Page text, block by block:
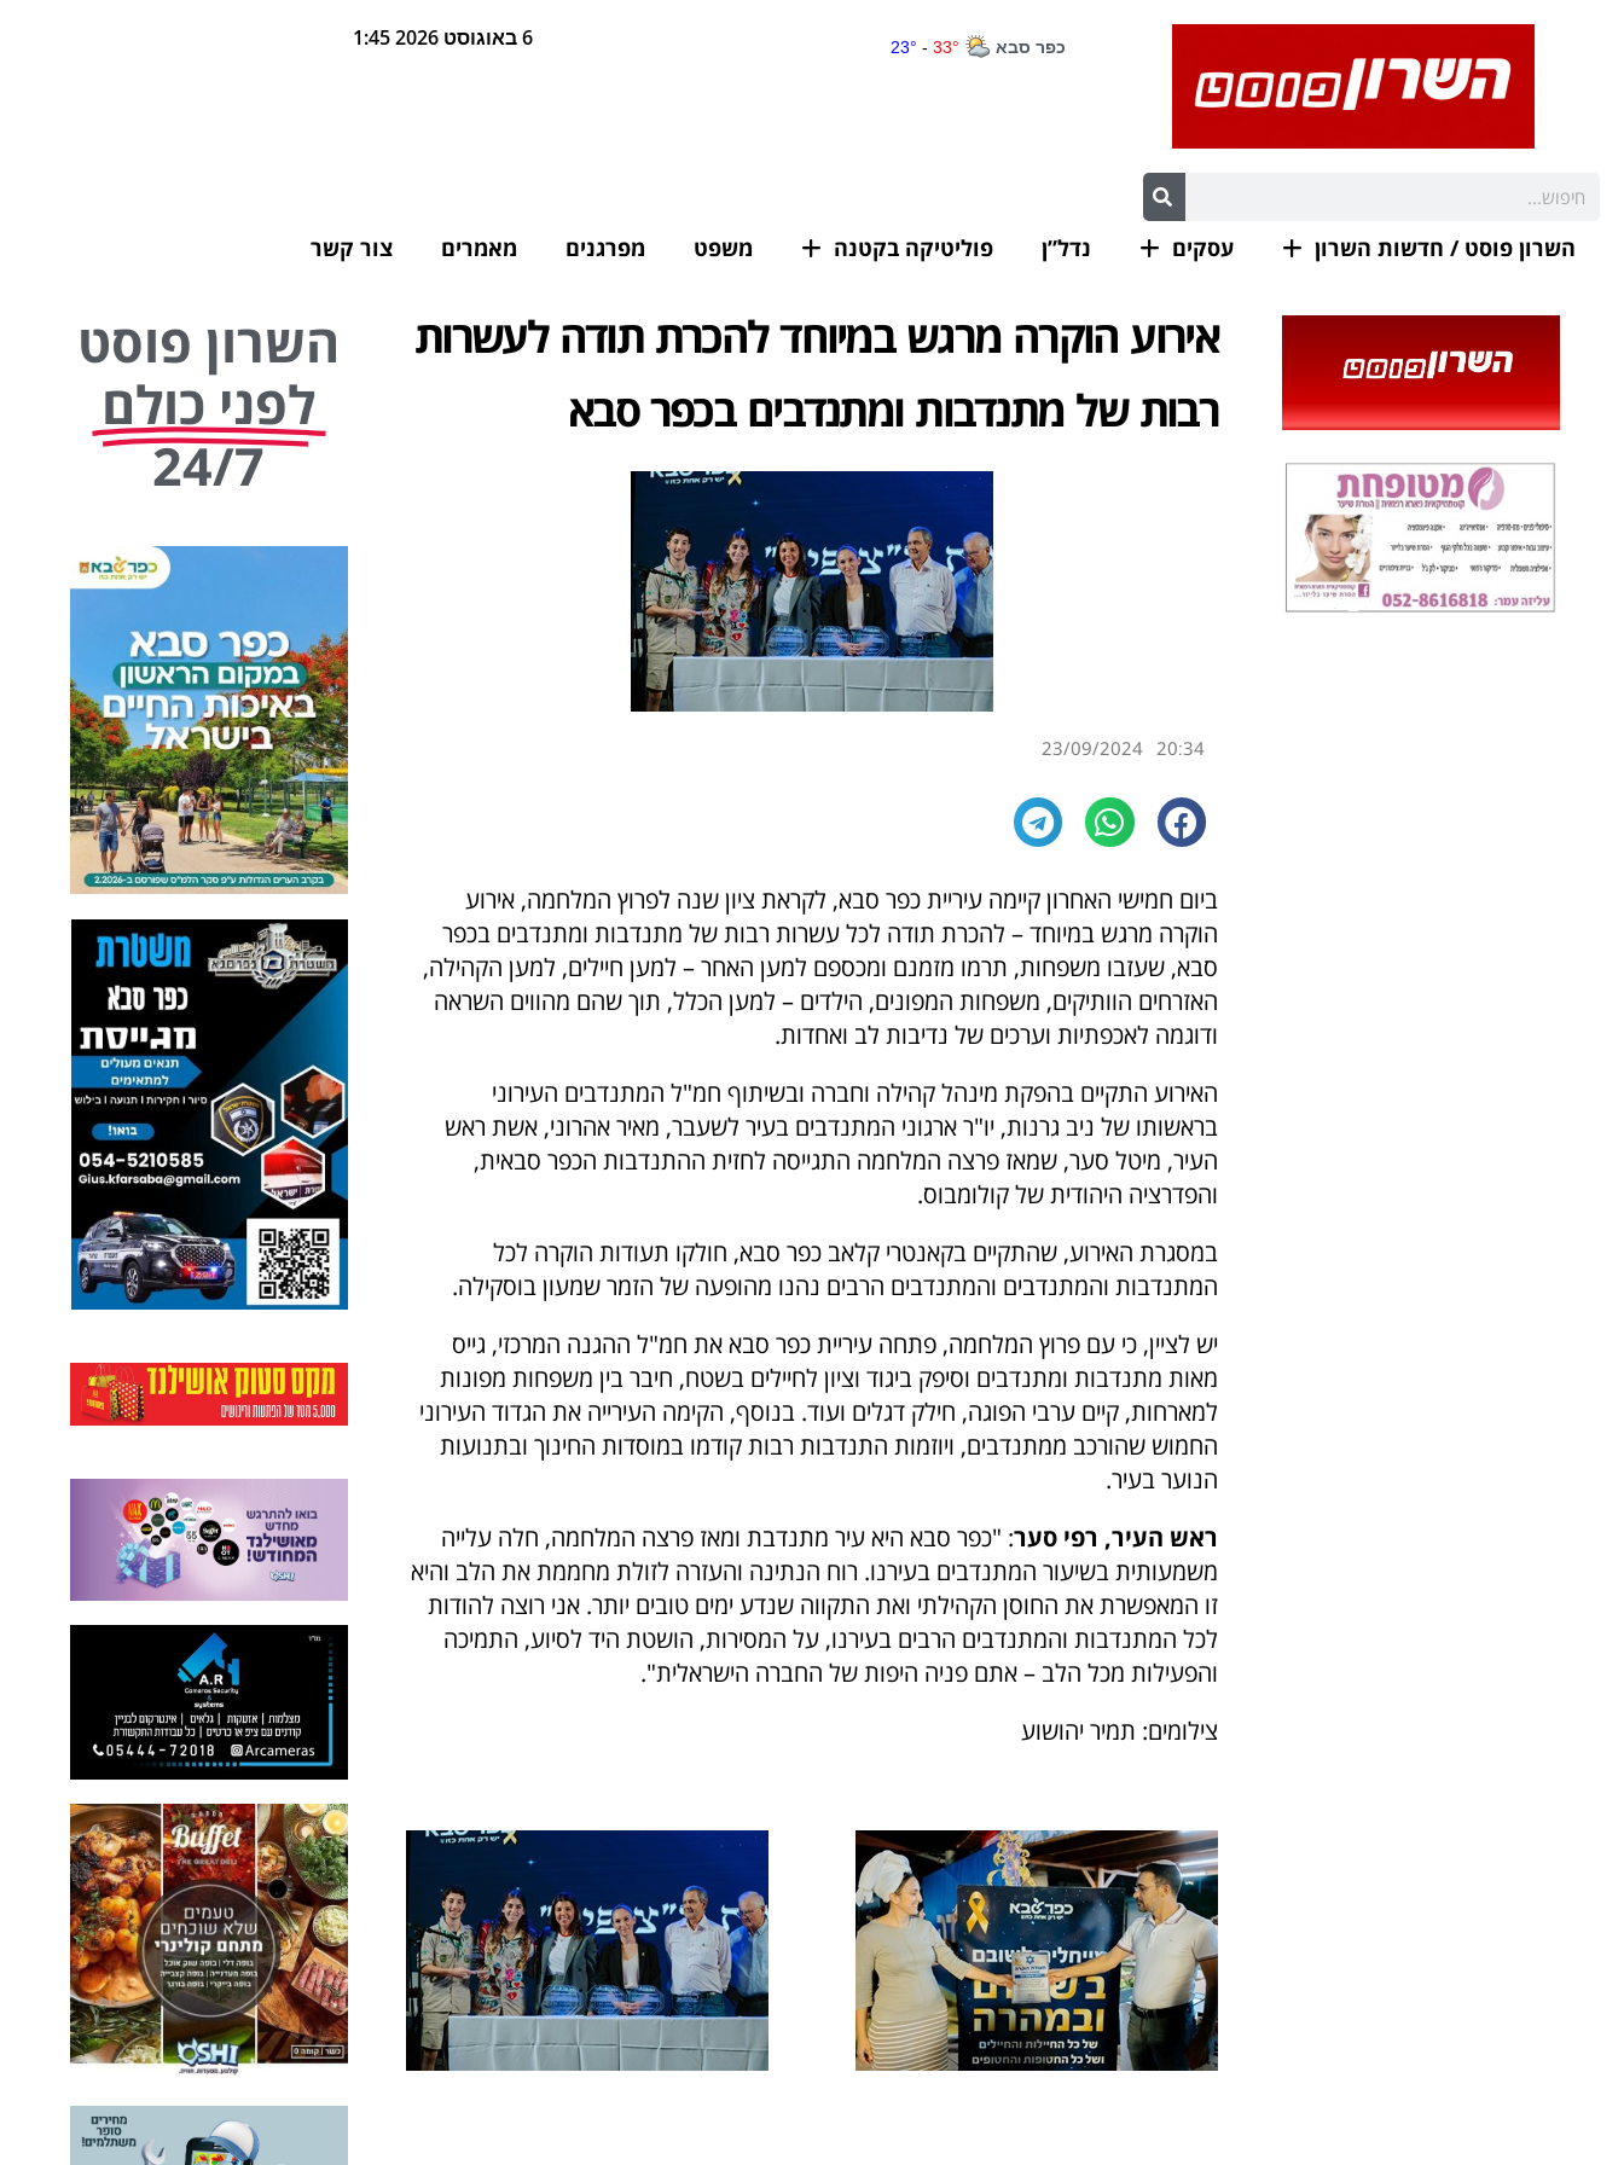
6 באוגוסט 2026 1:45
השרון פוסט / חדשות השרון עסקים נדל”ן פוליטיקה בקטנה משפט מפרגנים מאמרים צור קשר
אירוע הוקרה מרגש במיוחד להכרת תודה לעשרות
רבות של מתנדבות ומתנדבים בכפר סבא
20:34
23/09/2024
ביום חמישי האחרון קיימה עיריית כפר סבא, לקראת ציון שנה לפרוץ המלחמה, אירוע
הוקרה מרגש במיוחד – להכרת תודה לכל עשרות רבות של מתנדבות ומתנדבים בכפר
סבא, שעזבו משפחות, תרמו מזמנם ומכספם למען האחר – למען חיילים, למען הקהילה,
האזרחים הוותיקים, משפחות המפונים, הילדים – למען הכלל, תוך שהם מהווים השראה
ודוגמה לאכפתיות וערכים של נדיבות לב ואחדות.
האירוע התקיים בהפקת מינהל קהילה וחברה ובשיתוף חמ"ל המתנדבים העירוני
בראשותו של ניב גרנות, יו"ר ארגוני המתנדבים בעיר לשעבר, מאיר אהרוני, אשת ראש
העיר, מיטל סער, שמאז פרצה המלחמה התגייסה לחזית ההתנדבות הכפר סבאית,
והפדרציה היהודית של קולומבוס.
במסגרת האירוע, שהתקיים בקאנטרי קלאב כפר סבא, חולקו תעודות הוקרה לכל
המתנדבות והמתנדבים והמתנדבים הרבים נהנו מהופעה של הזמר שמעון בוסקילה.
יש לציין, כי עם פרוץ המלחמה, פתחה עיריית כפר סבא את חמ"ל ההגנה המרכזי, גייס
מאות מתנדבות ומתנדבים וסיפק ביגוד וציון לחיילים בשטח, חיבר בין משפחות מפונות
למארחות, קיים ערבי הפוגה, חילק דגלים ועוד. בנוסף, הקימה העירייה את הגדוד העירוני
החמוש שהורכב ממתנדבים, ויוזמות התנדבות רבות קודמו במוסדות החינוך ובתנועות
הנוער בעיר.
ראש העיר, רפי סער: "כפר סבא היא עיר מתנדבת ומאז פרצה המלחמה, חלה עלייה
משמעותית בשיעור המתנדבים בעירנו. רוח הנתינה והעזרה לזולת מחממת את הלב והיא
זו המאפשרת את החוסן הקהילתי ואת התקווה שנדע ימים טובים יותר. אני רוצה להודות
לכל המתנדבות והמתנדבים הרבים בעירנו, על המסירות, הושטת היד לסיוע, התמיכה
והפעילות מכל הלב – אתם פניה היפות של החברה הישראלית".
צילומים: תמיר יהושוע
השרון פוסט
לפני כולם
24/7